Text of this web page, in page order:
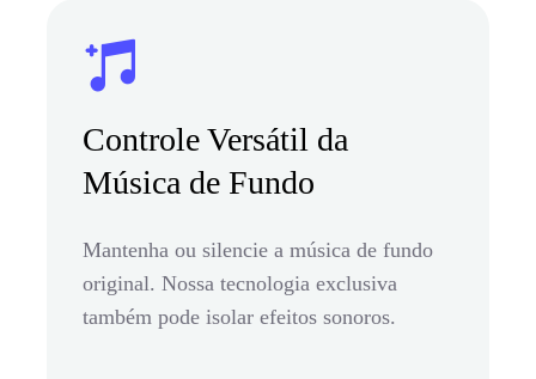
Controle Versátil da
Música de Fundo
Mantenha ou silencie a música de fundo
original. Nossa tecnologia exclusiva
também pode isolar efeitos sonoros.